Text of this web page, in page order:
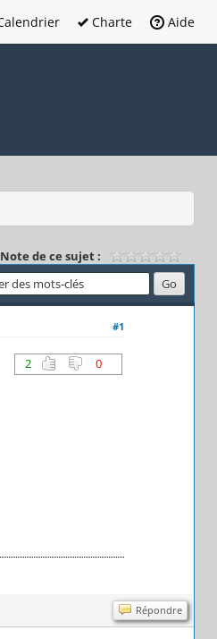
Charte Aide
Note de ce sujet :
#1
2 0
Répondre